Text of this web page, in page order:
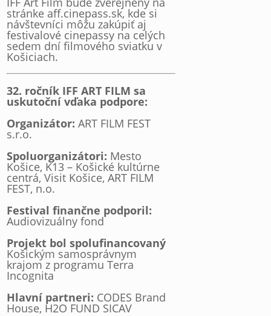
stránke aff.cinepass.sk, kde si
návštevníci môžu zakúpiť aj
festivalové cinepassy na celých
sedem dní filmového sviatku v
Košiciach.
32. ročník IFF ART FILM sa
uskutoční vďaka podpore:
Organizátor: ART FILM FEST
s.r.o.
Spoluorganizátori: Mesto
Košice, K13 – Košické kultúrne
centrá, Visit Košice, ART FILM
FEST, n.o.
Festival finančne podporil:
Audiovizuálny fond
Projekt bol spolufinancovaný
Košickým samosprávnym
krajom z programu Terra
Incognita
Hlavní partneri: CODES Brand
House, H2O FUND SICAV